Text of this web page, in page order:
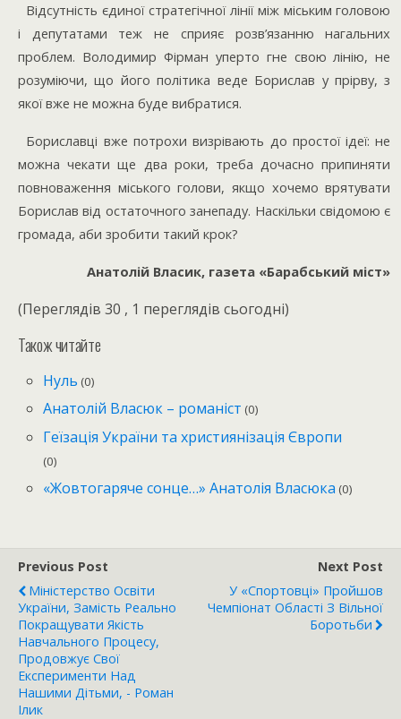
Відсутність єдиної стратегічної лінії між міським головою
і депутатами теж не сприяє розв’язанню нагальних
проблем. Володимир Фірман уперто гне свою лінію, не
розуміючи, що його політика веде Борислав у прірву, з
якої вже не можна буде вибратися.
Бориславці вже потрохи визрівають до простої ідеї: не
можна чекати ще два роки, треба дочасно припиняти
повноваження міського голови, якщо хочемо врятувати
Борислав від остаточного занепаду. Наскільки свідомою є
громада, аби зробити такий крок?
Анатолій Власик, газета «Барабський міст»
(Переглядів 30 , 1 переглядів сьогодні)
Також читайте
Нуль (0)
Анатолій Власюк – романіст (0)
Геїзація України та християнізація Європи
(0)
«Жовтогаряче сонце…» Анатолія Власюка (0)
Previous Post
Міністерство Освіти
України, Замість Реально
Покращувати Якість
Навчального Процесу,
Продовжує Свої
Експерименти Над
Нашими Дітьми, - Роман
Ілик
Next Post
У «Спортовці» Пройшов
Чемпіонат Області З Вільної
Боротьби